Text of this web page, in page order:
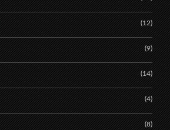
(12)
(9)
(14)
(4)
(8)